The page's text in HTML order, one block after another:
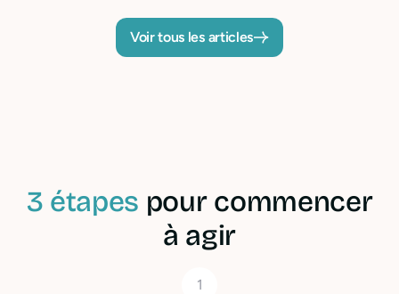
Voir tous les articles
3 étapes pour commencer
à agir
1